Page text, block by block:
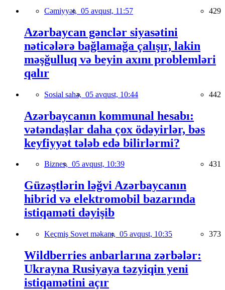
Cəmiyyət, 05 avqust, 11:57 429
Azərbaycan gənclər siyasətini
nəticələrə bağlamağa çalışır, lakin
məşğulluq və beyin axını problemləri
qalır
Sosial sahə, 05 avqust, 10:44 442
Azərbaycanın kommunal hesabı:
vətəndaşlar daha çox ödəyirlər, bəs
keyfiyyət tələb edə bilirlərmi?
Biznes, 05 avqust, 10:39 431
Güzəştlərin ləğvi Azərbaycanın
hibrid və elektromobil bazarında
istiqaməti dəyişib
Keçmiş Sovet məkanı, 05 avqust, 10:35 373
Wildberries anbarlarına zərbələr:
Ukrayna Rusiyaya təzyiqin yeni
istiqamətini açır